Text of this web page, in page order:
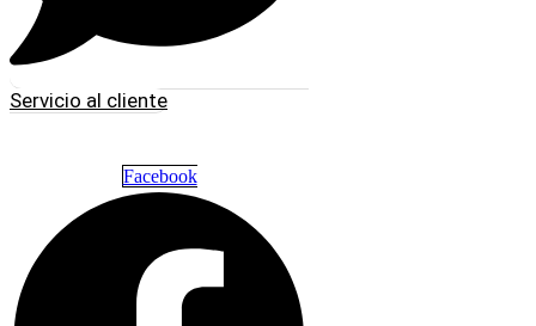
Servicio al cliente
Facebook